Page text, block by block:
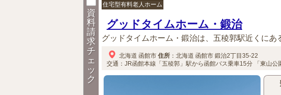
資
料
請
求
チ
ェ
ッ
ク
住宅型有料老人ホーム
グッドタイムホーム・鍛治
グッドタイムホーム・鍛治は、五稜郭駅近くにあ
北海道 函館市 住所 ： 北海道 函館市 鍛治2丁目35-22
交通：JR函館本線「五稜郭」駅から函館バス乗車15分 「東山公